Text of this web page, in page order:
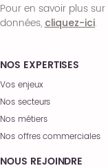
NOS EXPERTISES
Vos enjeux
Nos secteurs
Nos métiers
Nos offres commerciales
NOUS REJOINDRE
Pour en savoir plus
données,cliquez-ici.